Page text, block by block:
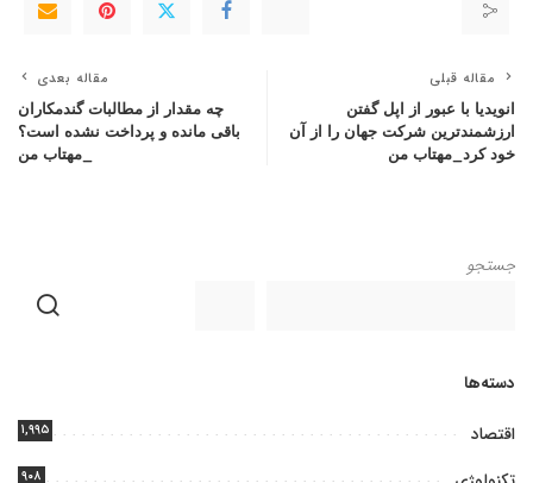
مقاله قبلی
انویدیا با عبور از اپل گفتن
ارزشمندترین شرکت جهان را از آن
خود کرد_مهتاب من
مقاله بعدی
چه مقدار از مطالبات گندمکاران
باقی مانده و پرداخت نشده است؟
_مهتاب من
جستجو
دسته‌ها
اقتصاد ۱,۹۹۵
۹۰۸